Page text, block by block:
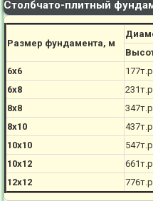
Столбчато-плитный
Размер фундамента, м
6х6
177
6х8
231
8х8
347
8х10
437
10х10
547
10х12
661
12х12
776